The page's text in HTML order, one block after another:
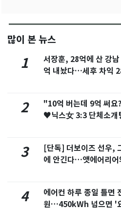
많이 본 뉴스
1
서장훈, 28억에 산 강
억 내놨다…세후 차익
2
"10억 버는데 9억 써
♥닉스女 3:3 단체소개
3
[단독] 더보이즈 선우,
에 안긴다…앳에어리어
4
에어컨 하루 종일 틀면
원…450kWh 넘으면 '